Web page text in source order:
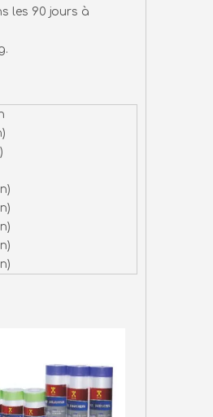
les 90 jours à